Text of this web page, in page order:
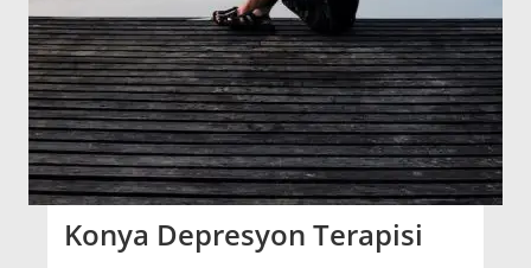
Konya Depresyon Terapisi